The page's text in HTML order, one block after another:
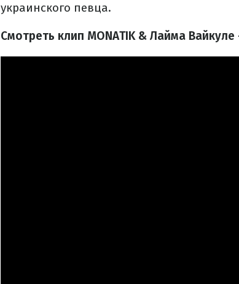
украинского певца.
Смотреть клип MONATIK & Лайма